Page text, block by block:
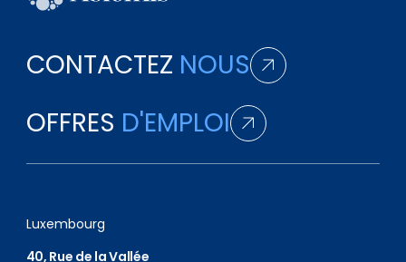
CONTACTEZ NOUS
OFFRES D'EMPLOI
Luxembourg
40, Rue de la Vallée